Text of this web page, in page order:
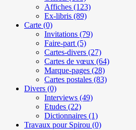
Affiches (123)
Ex-libris (89)
Carte (0)
Invitations (79)
Faire-part (5)
Cartes-divers (27)
Cartes de vœux (64)
Marque-pages (28)
Cartes postales (83)
Divers (0)
Interviews (49)
Etudes (22)
Dictionnaires (1)
Travaux pour Spirou (0)